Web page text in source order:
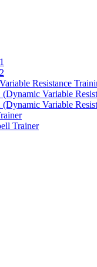
Resistance
Variable
Variable
Trainer